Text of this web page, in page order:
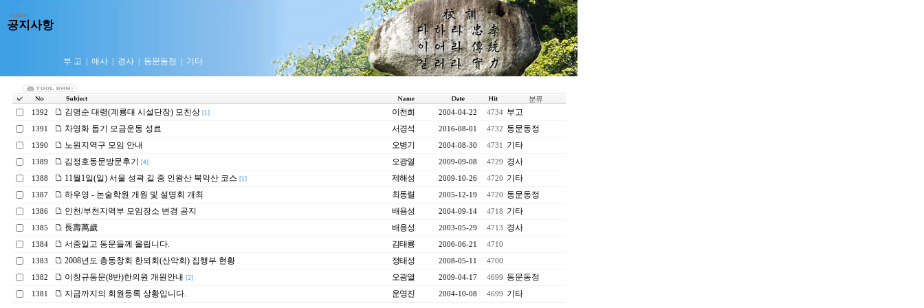
notice
공지사항
부 고 애사 경사 동문동정 기타
분류
1392
김명순 대령(계룡대 시설단장) 모친상 [1] 이천희 2004-04-22 4734 부고
1391 차영화 돕기 모금운동 성료 서경석 2016-08-01 4732 동문동정
1390 노원지역구 모임 안내 오병기 2004-08-30 4731 기타
1389 김정호동문방문후기 [4] 오광열 2009-09-08 4729 경사
1388 11월1일(일) 서울 성곽 길 중 인왕산 북악산 코스 [1] 제해성 2009-10-26 4720 기타
1387 하우영 - 논술학원 개원 및 설명회 개최 최동렬 2005-12-19 4720 동문동정
1386 인천/부천지역부 모임장소 변경 공지 배용성 2004-09-14 4718 기타
1385 長壽萬歲 배용성 2003-05-29 4713 경사
1384 서중일고 동문들께 올립니다. 김태룡 2006-06-21 4710
1383 2008년도 총동창회 한뫼회(산악회) 집행부 현황 정태성 2008-05-11 4700
1382 이창규동문(8반)한의원 개원안내 [2] 오광열 2009-04-17 4699 동문동정
1381 지금까지의 회원등록 상황입니다. 운영진 2004-10-08 4699 기타